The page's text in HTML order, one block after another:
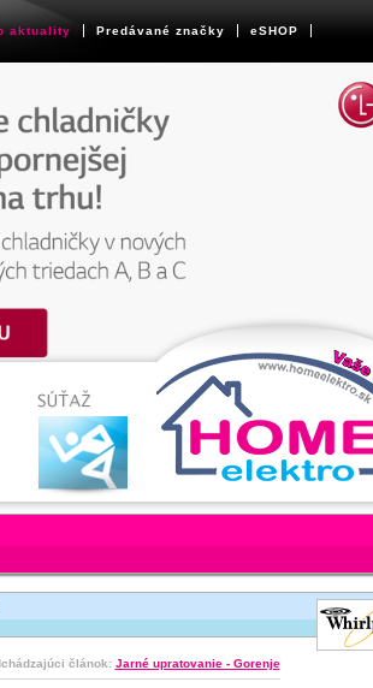
aktuality Predávané značky eSHOP
článok: Jarné upratovanie - Gorenje